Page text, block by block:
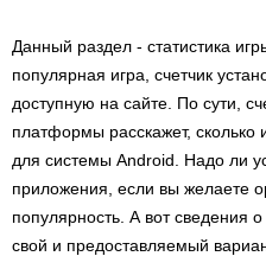
Данный раздел - статистика
популярная игра, счетчик
доступную на сайте. По сути,
платформы расскажет, сколько
для системы Android. Надо ли
приложения, если вы желаете
популярность. А вот сведения
свой и предоставляемый